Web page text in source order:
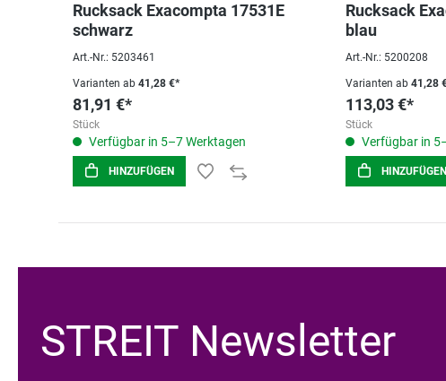
Rucksack Exacompta 17531E
schwarz
Art.-Nr.: 5203461
Varianten ab 41,28 €*
81,91 €*
Stück
Verfügbar in 5–7 Werktagen
HINZUFÜGEN
Rucksack
blau
Art.-Nr.: 5200208
Varianten ab41,28
113,03 €*
Stück
Verfügbar in
HINZUFÜGEN
STREIT Newsletter